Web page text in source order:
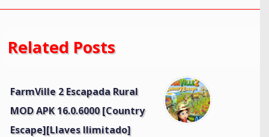
Related Posts
FarmVille 2 Escapada Rural
MOD APK 16.0.6000 [Country
Escape][Llaves Ilimitado]